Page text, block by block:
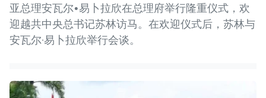
亚总理安瓦尔•易卜拉欣在总理府举行隆重仪式，欢
迎越共中央总书记苏林访马。在欢迎仪式后，苏林与
安瓦尔·易卜拉欣举行会谈。